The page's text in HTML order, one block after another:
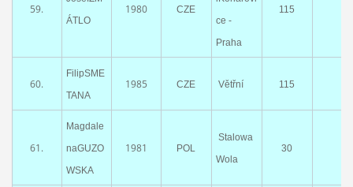
59.
ÁTLO
1980 CZE
ce -
Praha
115
60.
FilipSME
TANA
1985 CZE Větřní 115
61.
Magdale
naGUZO
WSKA
1981 POL
Stalowa
Wola
30